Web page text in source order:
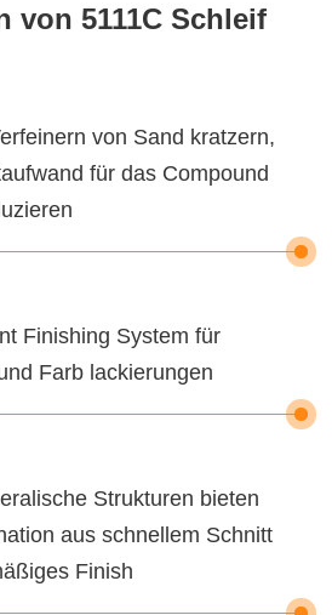
von 5111C Schleif
von Sand kratzern,
für das Compound
Finishing System für
Farb lackierungen
Strukturen bieten
aus schnellem Schnitt
Finish